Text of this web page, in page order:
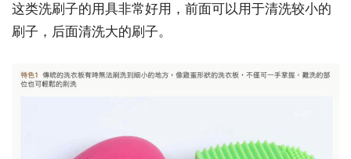
这类洗刷子的用具非常好用，前面可以用于清洗较小的
刷子，后面清洗大的刷子。